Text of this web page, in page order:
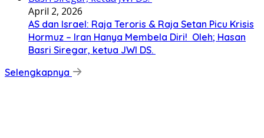
April 2, 2026
AS dan Israel: Raja Teroris & Raja Setan Picu Krisis
Hormuz – Iran Hanya Membela Diri! Oleh; Hasan
Basri Siregar, ketua JWI DS.
Selengkapnya